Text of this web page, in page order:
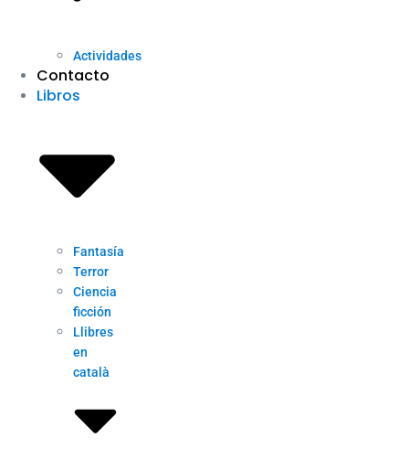
Actividades
Contacto
Libros
Fantasía
Terror
Ciencia
ficción
Llibres
en
català